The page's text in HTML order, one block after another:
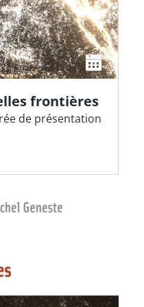
frontières
de présentation